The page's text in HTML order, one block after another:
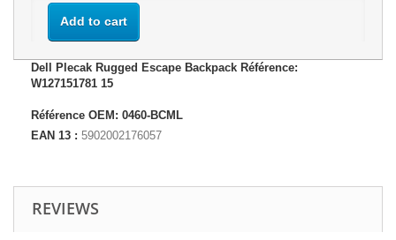
Add to cart
Dell Plecak Rugged Escape Backpack Référence:
W127151781 15
Référence OEM: 0460-BCML
EAN 13 : 5902002176057
REVIEWS